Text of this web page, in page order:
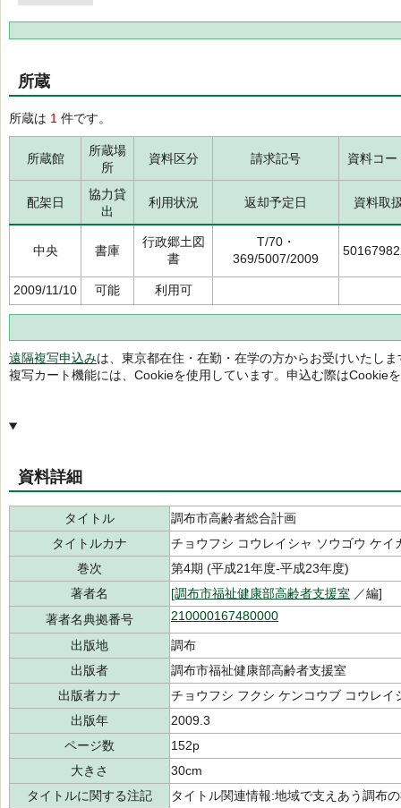
所蔵
所蔵は 1 件です。
所蔵館
所蔵場
所
資料区分 請求記号 資料コー
配架日
協力貸
出
利用状況 返却予定日 資料取
中央 書庫
行政郷土図
書
T/70・
369/5007/2009
2009/11/10 可能 利用可
遠隔複写申込みは、東京都在住・在勤・在学の方からお受けいたしま
複写カート機能には、Cookieを使用しています。申込む際はCookie
資料詳細
タイトル
調布市高齢者総合計画
タイトルカナ
チョウフシ コウレイシャ ソウゴウ ケイ
巻次
第4期 (平成21年度-平成23年度)
著者名
[調布市福祉健康部高齢者支援室 ／編]
著者名典拠番号
210000167480000
出版地
調布
出版者
調布市福祉健康部高齢者支援室
出版者カナ
チョウフシ フクシ ケンコウブ コウレイ
出版年
2009.3
ページ数
152p
大きさ
30cm
タイトルに関する注記
タイトル関連情報:地域で支えあう調布